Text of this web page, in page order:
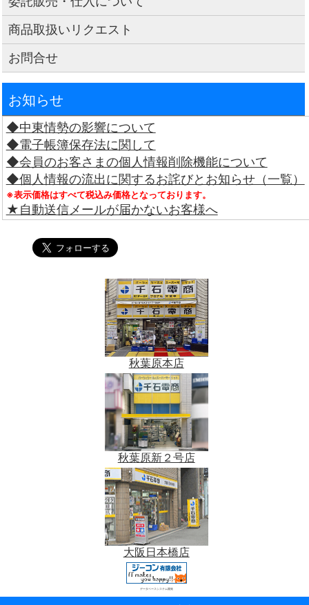
商品取扱いリクエスト
お問合せ
お知らせ
◆中東情勢の影響について
◆電子帳簿保存法に関して
◆会員のお客さまの個人情報削除機能について
◆個人情報の流出に関するお詫びとお知らせ（一覧）
※表示価格はすべて税込み価格となっております。
★自動送信メールが届かないお客様へ
秋葉原本店
秋葉原新２号店
大阪日本橋店
データベースシステム開発